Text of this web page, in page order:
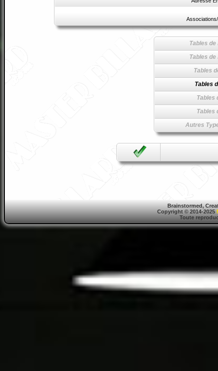
Tables
Tables
Tables
Tables
Tables
Tables
Autres
Brainstormed,
Copyright © 2014-2025
Toute